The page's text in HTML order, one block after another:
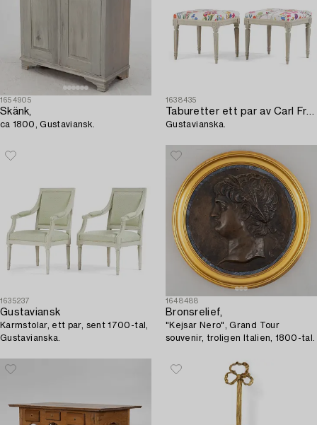
1654905
Skänk,
ca 1800, Gustaviansk.
1638435
Taburetter ett par av Carl Fredrik Flodin (mästare i Stockholm 1776-95),
Gustavianska.
1635237
Gustaviansk
Karmstolar, ett par, sent 1700-tal,
Gustavianska.
1648488
Bronsrelief,
"Kejsar Nero", Grand Tour
souvenir, troligen Italien, 1800-tal.